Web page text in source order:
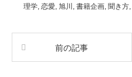
理学 恋愛 旭川 書籍企画 聞き方
前の記事